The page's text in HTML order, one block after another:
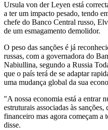
Ursula von der Leyen está
a ter um impacto pesado, tendo
chefe do Banco Central russo,
de um esmagamento demolidor.
O peso das sanções é já
russas, com a governadora do
Nabiullina, segundo a Russia
que o país terá de se adaptar
uma mudança global da sua
"A nossa economia está a entrar
estruturais associadas às
financeiro mas agora começam a
disse.